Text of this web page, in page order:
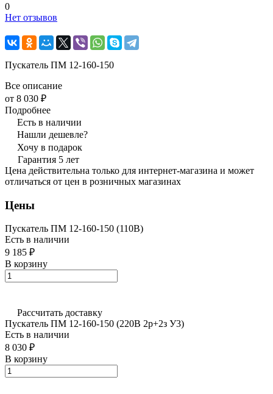
0
Нет отзывов
Пускатель ПМ 12-160-150
Все описание
от 8 030 ₽
Подробнее
Есть в наличии
Нашли дешевле?
Хочу в подарок
Гарантия 5 лет
Цена действительна только для интернет-магазина и может
отличаться от цен в розничных магазинах
Цены
Пускатель ПМ 12-160-150 (110В)
Есть в наличии
9 185 ₽
В корзину
Рассчитать доставку
Пускатель ПМ 12-160-150 (220В 2р+2з У3)
Есть в наличии
8 030 ₽
В корзину